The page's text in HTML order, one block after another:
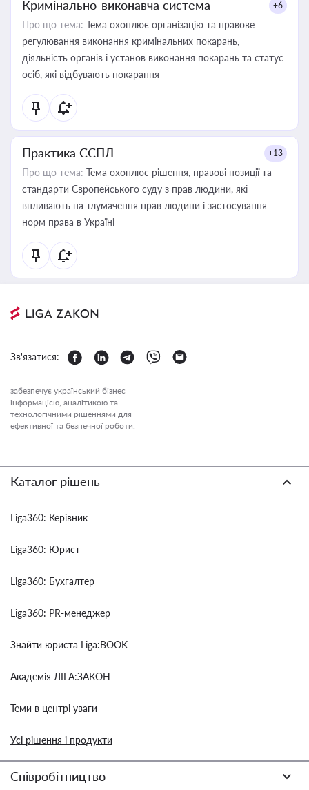
Кримінально-виконавча система +6
Про що тема: Тема охоплює організацію та правове
регулювання виконання кримінальних покарань,
діяльність органів і установ виконання покарань та статус
осіб, які відбувають покарання
Практика ЄСПЛ +13
Про що тема: Тема охоплює рішення, правові позиції та
стандарти Європейського суду з прав людини, які
впливають на тлумачення прав людини і застосування
норм права в Україні
Зв'язатися:
забезпечує український бізнес
інформацією, аналітикою та
технологічними рішеннями для
ефективної та безпечної роботи.
Каталог рішень
Liga360: Керівник
Liga360: Юрист
Liga360: Бухгалтер
Liga360: PR-менеджер
Знайти юриста Liga:BOOK
Академія ЛІГА:ЗАКОН
Теми в центрі уваги
Усі рішення і продукти
Співробітництво